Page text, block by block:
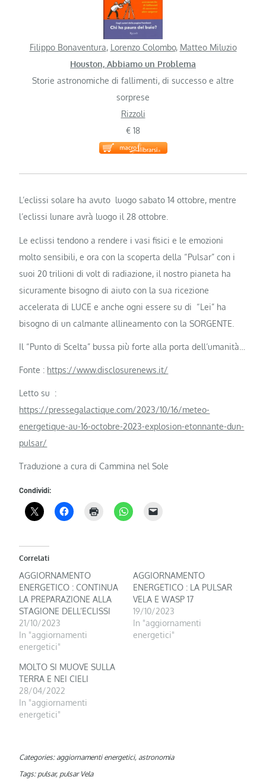
Filippo Bonaventura, Lorenzo Colombo, Matteo Miluzio
Houston, Abbiamo un Problema
Storie astronomiche di fallimenti, di successo e altre
sorprese
Rizzoli
€ 18
L’eclissi solare ha avuto luogo sabato 14 ottobre, mentre
l’eclissi lunare avrà luogo il 28 ottobre.
Le eclissi tendono a rendere i vasi fisici e le emozioni
molto sensibili, e ora con la scoperta della “Pulsar” con i
suoi 20 trilioni di volt di radiazione, il nostro pianeta ha
sicuramente bisogno di aiuto con la sua ricezione
accelerata di LUCE e anche ogni essere su di “Lei” ha
bisogno di un calmante allineamento con la SORGENTE.
Il “Punto di Scelta” bussa più forte alla porta dell’umanità…
Fonte : https://www.disclosurenews.it/
Letto su :
https://pressegalactique.com/2023/10/16/meteo-
energetique-au-16-octobre-2023-explosion-etonnante-dun-
pulsar/
Traduzione a cura di Cammina nel Sole
Condividi:
Correlati
AGGIORNAMENTO
ENERGETICO : CONTINUA
LA PREPARAZIONE ALLA
STAGIONE DELL’ECLISSI
21/10/2023
In "aggiornamenti
energetici"
AGGIORNAMENTO
ENERGETICO : LA PULSAR
VELA E WASP 17
19/10/2023
In "aggiornamenti
energetici"
MOLTO SI MUOVE SULLA
TERRA E NEI CIELI
28/04/2022
In "aggiornamenti
energetici"
Categories: aggiornamenti energetici, astronomia
Tags: pulsar, pulsar Vela